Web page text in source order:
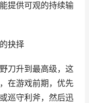
提供可观的持续输
抉择
刀升到最高级，这
在游戏前期，优先
巡守利斧，然后迅